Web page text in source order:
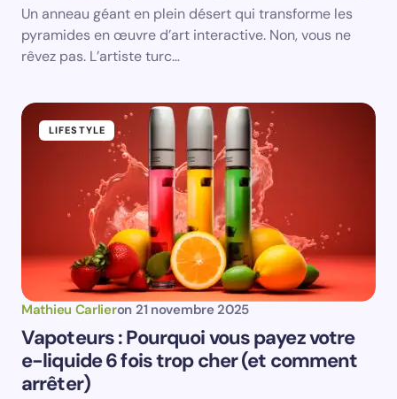
Un anneau géant en plein désert qui transforme les
pyramides en œuvre d’art interactive. Non, vous ne
rêvez pas. L’artiste turc…
LIFESTYLE
Mathieu Carlieron 21 novembre 2025
Vapoteurs : Pourquoi vous payez votre
e-liquide 6 fois trop cher (et comment
arrêter)